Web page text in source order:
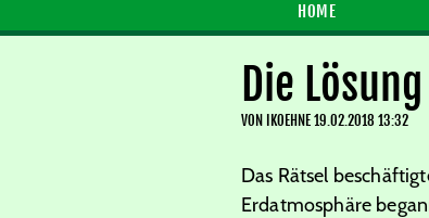
HOME
Die
VON IKOEHNE19.02.2018 13:32
Das Rätsel
Erdatmosphäre